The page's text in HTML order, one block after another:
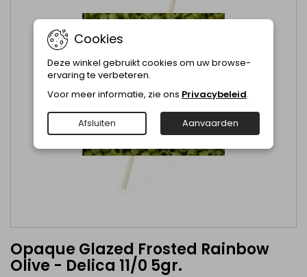
Opaque Glazed Frosted Rainbow
Olive - Delica 11/0 5gr.
Cookies
Deze winkel gebruikt cookies om uw browse-
ervaring te verbeteren.
Voor meer informatie, zie ons Privacybeleid.
Afsluiten Aanvaarden